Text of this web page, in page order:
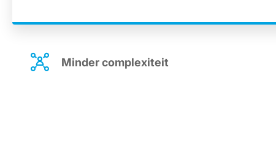
Minder complexiteit